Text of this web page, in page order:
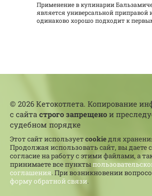
Применение в кулинарии
является универсальной приправой
одинаково хорошо подходит к
© 2026 Кетокотлета. Копирование
с сайта строго запрещено и
судебном порядке
Этот сайт используетcookieдля
Продолжая использовать сайт, вы даете
согласие на работу с этими файлами, а
принимаете все пункты
соглашения. При возникновении
форму обратной связи.